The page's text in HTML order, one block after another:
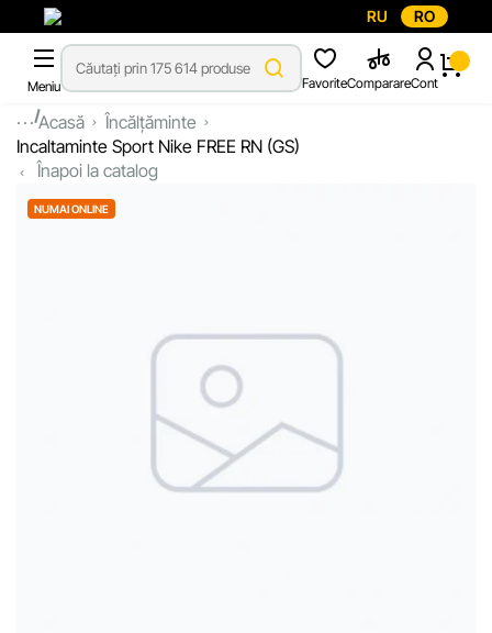
RU RO
Meniu FavoriteComparareCont
...Acasă
Încălțăminte
Incaltaminte Sport Nike FREE RN (GS)
Înapoi la catalog
NUMAI ONLINE